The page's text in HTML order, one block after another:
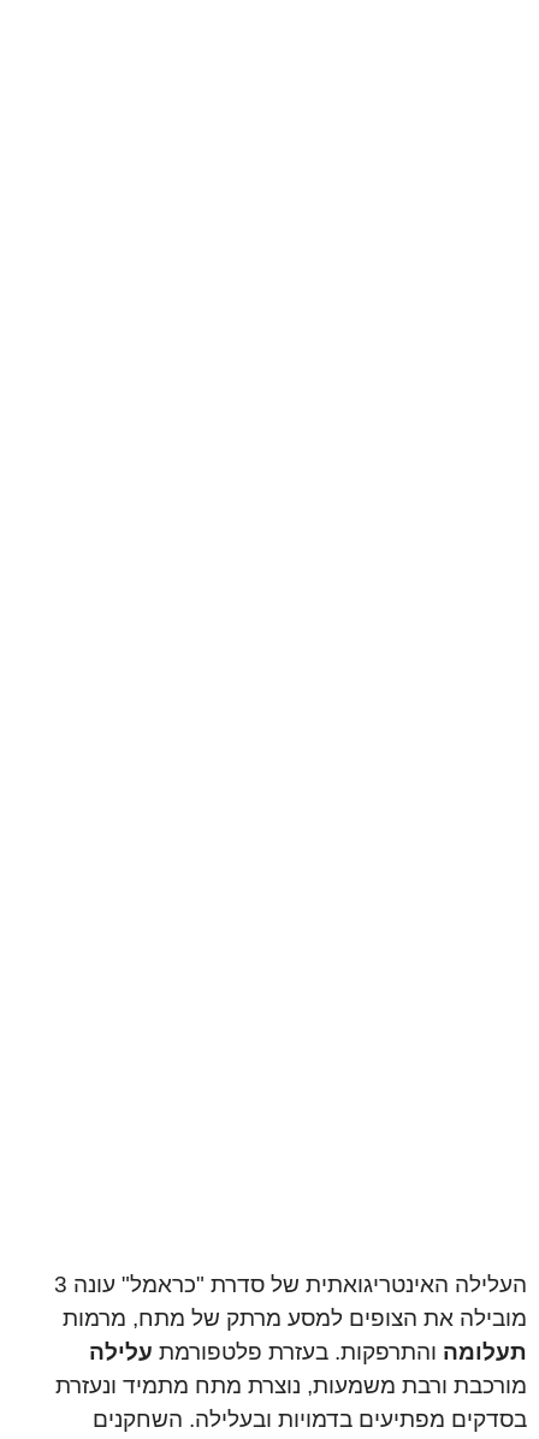
העלילה האינטריגואתית של סדרת "כראמל" עונה 3
מובילה את הצופים למסע מרתק של מתח, מרמות
תעלומה והתרפקות. בעזרת פלטפורמת עלילה
מורכבת ורבת משמעות, נוצרת מתח מתמיד ונעזרת
בסדקים מפתיעים בדמויות ובעלילה. השחקנים